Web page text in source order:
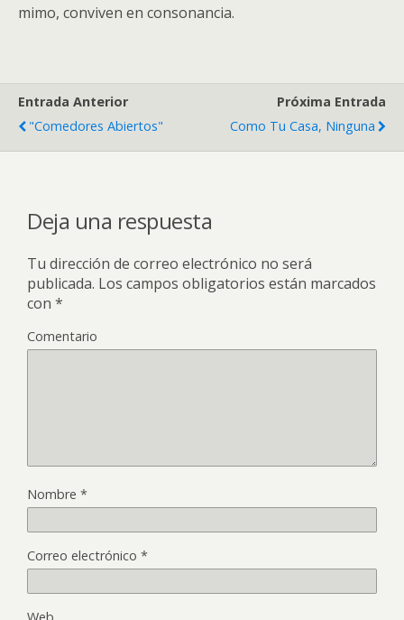
mimo, conviven en consonancia.
Entrada Anterior
"Comedores Abiertos"
Próxima Entrada
Como Tu Casa, Ninguna
Deja una respuesta
Tu dirección de correo electrónico no será
publicada. Los campos obligatorios están marcados
con *
Comentario
Nombre *
Correo electrónico *
Web